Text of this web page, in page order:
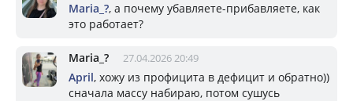
Mariа_?, а почему убавляете-прибавляете, как
это работает?
Mariа_? 27.04.2026 20:49
April, хожу из профицита в дефицит и обратно))
сначала массу набираю, потом сушусь